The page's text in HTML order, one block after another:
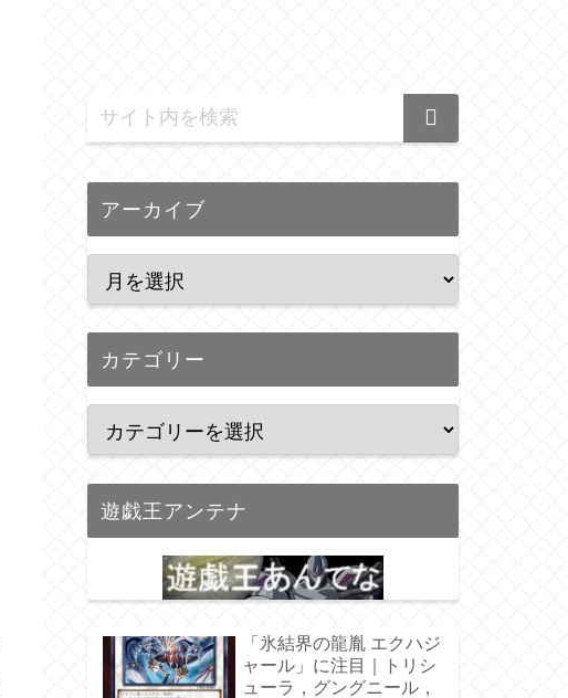
アーカイブ
カテゴリー
遊戯王アンテナ
「氷結界の龍胤 エクハジ
ャール」に注目｜トリシ
ューラ，グングニール，